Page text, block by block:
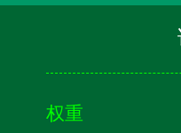
权重